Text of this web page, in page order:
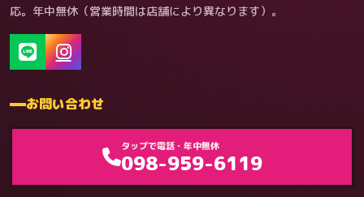
応。年中無休（営業時間は店舗により異なります）。
お問い合わせ
タップで電話・年中無休
098-959-6119